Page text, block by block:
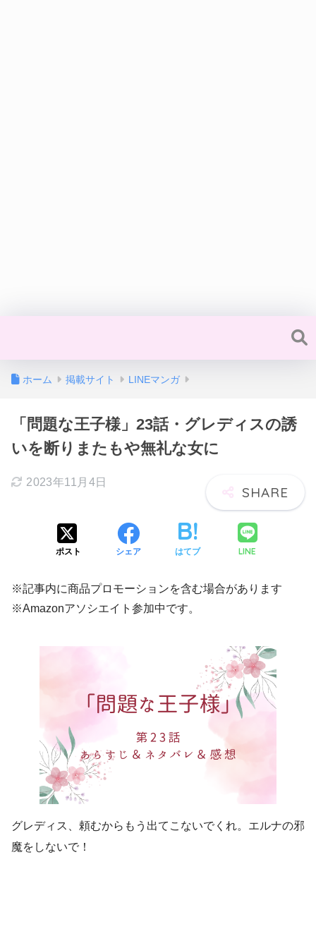
ホーム 掲載サイト LINEマンガ
「問題な王子様」23話・グレディスの誘
いを断りまたもや無礼な女に
2023年11月4日
ポスト シェア はてブ LINE
※記事内に商品プロモーションを含む場合があります
※Amazonアソシエイト参加中です。
グレディス、頼むからもう出てこないでくれ。エルナの邪
魔をしないで！